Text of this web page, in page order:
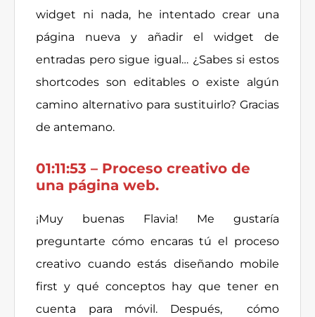
widget ni nada, he intentado crear una
página nueva y añadir el widget de
entradas pero sigue igual… ¿Sabes si estos
shortcodes son editables o existe algún
camino alternativo para sustituirlo? Gracias
de antemano.
01:11:53 – Proceso creativo de
una página web.
¡Muy buenas Flavia! Me gustaría
preguntarte cómo encaras tú el proceso
creativo cuando estás diseñando mobile
first y qué conceptos hay que tener en
cuenta para móvil. Después, cómo